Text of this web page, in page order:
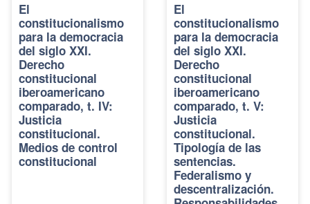
El
constitucionalismo
para la democracia
del siglo XXI.
Derecho
constitucional
iberoamericano
comparado, t. IV:
Justicia
constitucional.
Medios de control
constitucional
El
constitucionalismo
para la democracia
del siglo XXI.
Derecho
constitucional
iberoamericano
comparado, t. V:
Justicia
constitucional.
Tipología de las
sentencias.
Federalismo y
descentralización.